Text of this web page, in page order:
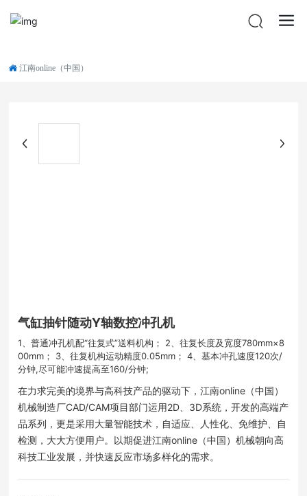
江南online（中国）
气缸抽针随动Y轴数控冲孔机
1、普通冲孔机配“往复式”送料机构； 2、往复长度及宽度780mm×8
00mm； 3、往复机构运动精度0.05mm； 4、基本冲孔速度120次/
分钟,尽可能冲速提高至160/分钟;
在力求完美的境界与高科技产品的驱动下，江南online（中国）
机械制造厂CAD/CAM项目部门运用2D、3D系统，开发的高端产
品系列，更是采用大量智能技术，自适应、人性化、免维护、自
检测，大大方便用户。以期促进江南online（中国）机械朝向高
科技工业发展，并快速反应市场多样化的需求。